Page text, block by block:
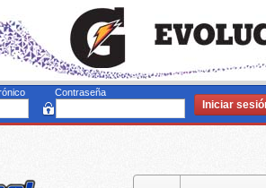
al
Contraseña